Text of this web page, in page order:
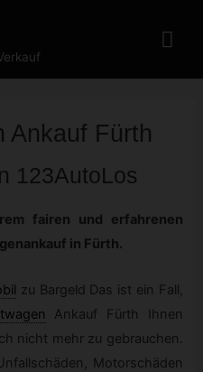
Ankauf Fürth
123AutoLos
fairen und erfahrenen
in Fürth.
zu Bargeld Das ist ein Fall,
Ankauf Fürth Ihnen
nicht mehr zu gebrauchen.
Motorschäden